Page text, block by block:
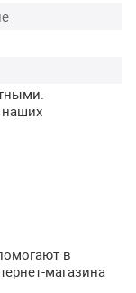
в
магазина